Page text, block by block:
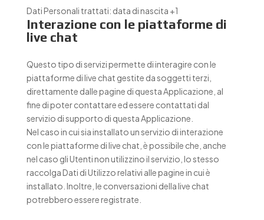
Dati Personali trattati: data di nascita +1
Interazione con le piattaforme di
live chat
Questo tipo di servizi permette di interagire con le
piattaforme di live chat gestite da soggetti terzi,
direttamente dalle pagine di questa Applicazione, al
fine di poter contattare ed essere contattati dal
servizio di supporto di questa Applicazione.
Nel caso in cui sia installato un servizio di interazione
con le piattaforme di live chat, è possibile che, anche
nel caso gli Utenti non utilizzino il servizio, lo stesso
raccolga Dati di Utilizzo relativi alle pagine in cui è
installato. Inoltre, le conversazioni della live chat
potrebbero essere registrate.